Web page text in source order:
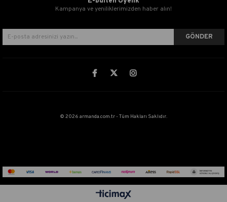
Kampanya ve yeniliklerimizden haber alın!
GÖNDER
© 2026 armanda.com.tr - Tüm Hakları Saklıdır.